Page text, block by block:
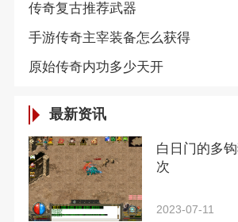
传奇复古推荐武器
手游传奇主宰装备怎么获得
原始传奇内功多少天开
最新资讯
白日门的多
次
2023-07-11